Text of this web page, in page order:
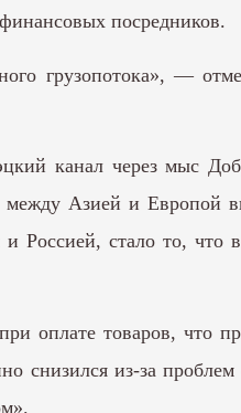
посредников.
грузопотока», —
канал через мыс
между Азией и Европой
стало то, что
оплате товаров, что
снизился из-за